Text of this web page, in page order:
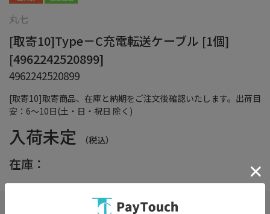
[取寄10]取寄商品、在庫と納期をご注文後確認いたします。出荷目
安：6～10日(土・日・祝日 除く)
丸七
[取寄10]Type－C充電転送ケーブル [1個]
[4962242520899]
4962242520899
入荷未定 （税込）
在庫：